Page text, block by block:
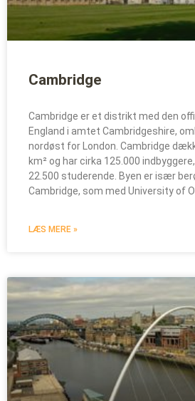
Cambridge
Cambridge er et distrikt med den
England i amtet Cambridgeshire,
nordøst for London. Cambridge
km² og har cirka 125.000
22.500 studerende. Byen er især
Cambridge, som med University of
LÆS MERE »